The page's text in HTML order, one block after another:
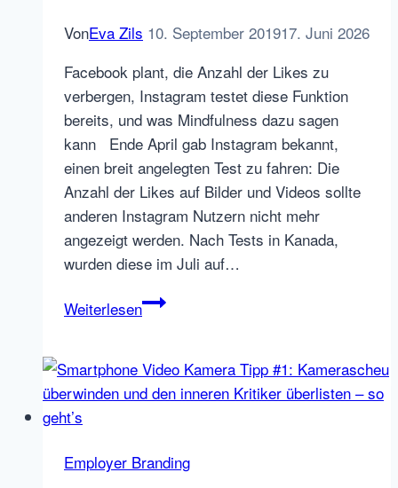
VonEva Zils 10. September 201917. Juni 2026
Facebook plant, die Anzahl der Likes zu
verbergen, Instagram testet diese Funktion
bereits, und was Mindfulness dazu sagen
kann Ende April gab Instagram bekannt,
einen breit angelegten Test zu fahren: Die
Anzahl der Likes auf Bilder und Videos sollte
anderen Instagram Nutzern nicht mehr
angezeigt werden. Nach Tests in Kanada,
wurden diese im Juli auf…
WeiterlesenFacebook
der
„Likes“
Gefällt!
Employer Branding